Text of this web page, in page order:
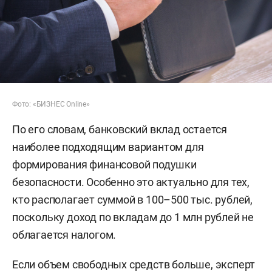
Фото: «БИЗНЕС Online»
По его словам, банковский вклад остается
наиболее подходящим вариантом для
формирования финансовой подушки
безопасности. Особенно это актуально для тех,
кто располагает суммой в 100–500 тыс. рублей,
поскольку доход по вкладам до 1 млн рублей не
облагается налогом.
Если объем свободных средств больше, эксперт